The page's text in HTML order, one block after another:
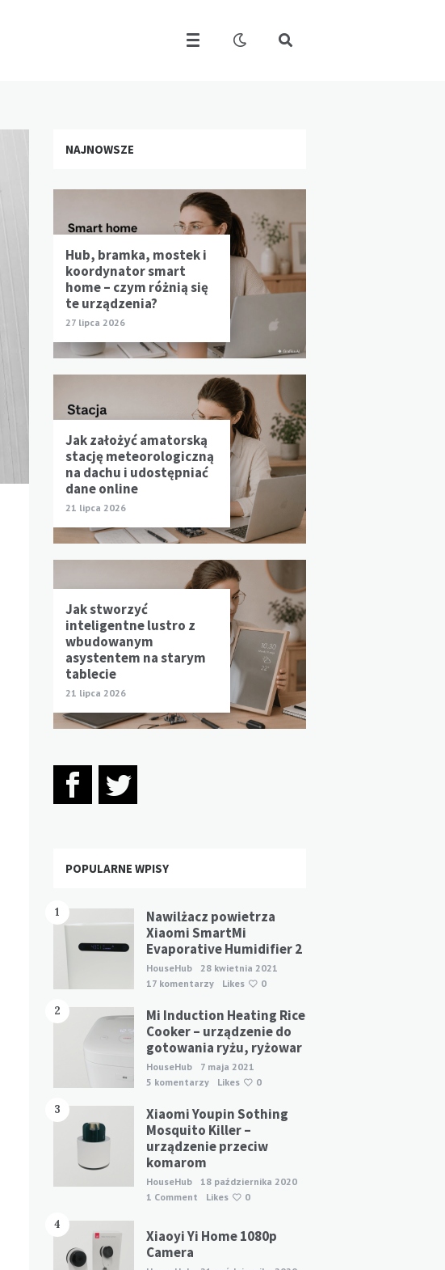
NAJNOWSZE
Hub, bramka, mostek i
koordynator smart
home – czym różnią się
te urządzenia?
27 lipca 2026
Jak założyć amatorską
stację meteorologiczną
na dachu i udostępniać
dane online
21 lipca 2026
Jak stworzyć
inteligentne lustro z
wbudowanym
asystentem na starym
tablecie
21 lipca 2026
POPULARNE WPISY
1
Nawilżacz powietrza
Xiaomi SmartMi
Evaporative Humidifier 2
HouseHub
28 kwietnia 2021
17 komentarzy
Likes 0
2
Mi Induction Heating Rice
Cooker – urządzenie do
gotowania ryżu, ryżowar
HouseHub
7 maja 2021
5 komentarzy
Likes 0
3
Xiaomi Youpin Sothing
Mosquito Killer –
urządzenie przeciw
komarom
HouseHub
18 października 2020
1 Comment
Likes 0
4
Xiaoyi Yi Home 1080p
Camera